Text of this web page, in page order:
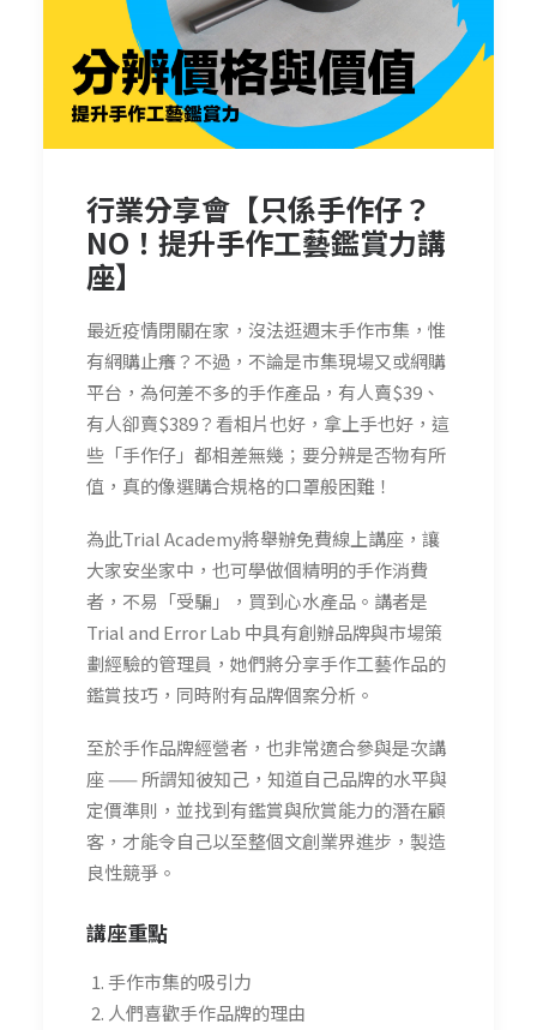
行業分享會【只係手作仔？
NO！提升手作工藝鑑賞力講
座】
最近疫情閉關在家，沒法逛週末手作市集，惟
有網購止癢？不過，不論是市集現場又或網購
平台，為何差不多的手作產品，有人賣$39、
有人卻賣$389？看相片也好，拿上手也好，這
些「手作仔」都相差無幾；要分辨是否物有所
值，真的像選購合規格的口罩般困難！
為此Trial Academy將舉辦免費線上講座，讓
大家安坐家中，也可學做個精明的手作消費
者，不易「受騙」，買到心水產品。講者是
Trial and Error Lab 中具有創辦品牌與市場策
劃經驗的管理員，她們將分享手作工藝作品的
鑑賞技巧，同時附有品牌個案分析。
至於手作品牌經營者，也非常適合參與是次講
座 —— 所謂知彼知己，知道自己品牌的水平與
定價準則，並找到有鑑賞與欣賞能力的潛在顧
客，才能令自己以至整個文創業界進步，製造
良性競爭。
講座重點
手作市集的吸引力
人們喜歡手作品牌的理由